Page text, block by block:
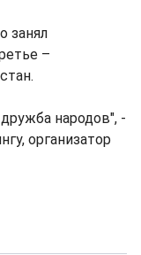
занял
–
народов", -
организатор